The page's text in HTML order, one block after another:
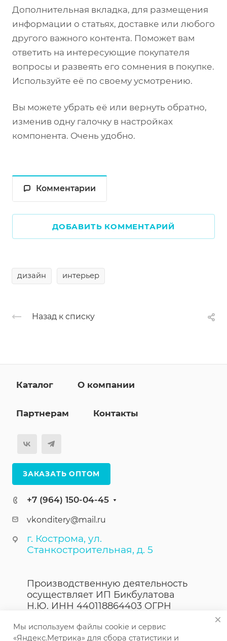
Дополнительная вкладка, для размещения
информации о статьях, доставке или любого
другого важного контента. Поможет вам
ответить на интересующие покупателя
вопросы и развеять его сомнения в покупке.
Используйте её по своему усмотрению.
Вы можете убрать её или вернуть обратно,
изменив одну галочку в настройках
компонента. Очень удобно.
Комментарии
ДОБАВИТЬ КОММЕНТАРИЙ
дизайн интерьер
Назад к списку
Каталог О компании
Партнерам Контакты
ЗАКАЗАТЬ ОПТОМ
+7 (964) 150-04-45
vkonditery@mail.ru
г. Кострома, ул.
Станкостроительная, д. 5
Производственную деятельность
осуществляет ИП Бикбулатова
Н.Ю. ИНН 440118864403 ОГРН
Мы используем файлы cookie и сервис
«Яндекс.Метрика» для сбора статистики и